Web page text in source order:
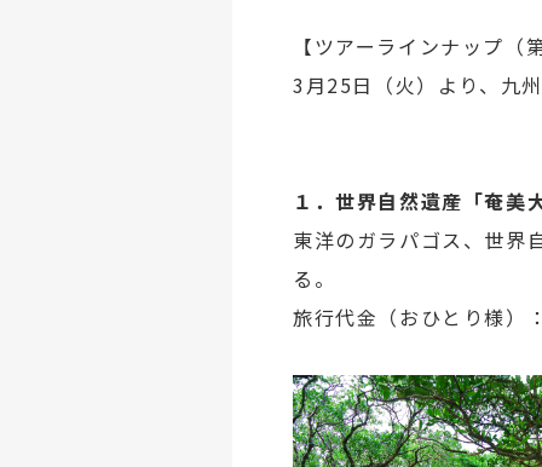
【ツアーラインナップ（
3月25日（火）より、九
１．世界自然遺産「奄美
東洋のガラパゴス、世界
る。
旅行代金（おひとり様）